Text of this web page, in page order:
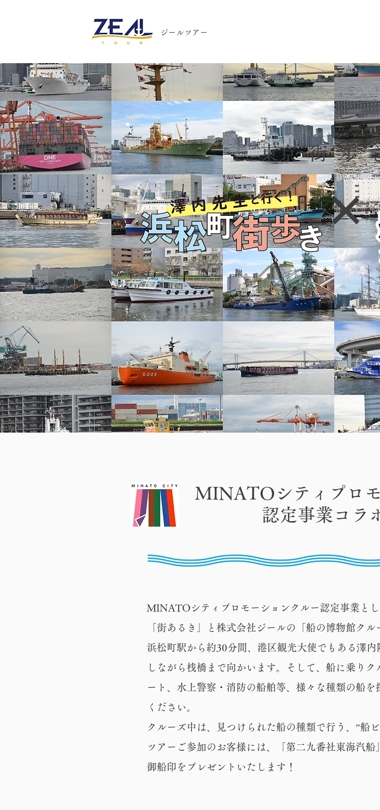
ジールツアー
東京街歩
​×
MINATOシティプロ
認定事業コラ
MINATOシティプロモーションクルー認定事業と
「街あるき」と株式会社ジールの「船の博物館クル
浜松町駅から約30分間、港区観光大使でもある澤
しながら桟橋まで向かいます。そして、船に乗り
ート、水上警察・消防の船舶等、様々な種類の船
ください。
クルーズ中は、見つけられた船の種類で行う、”船
ツアーご参加のお客様には、「第二九番社東海汽
御船印をプレゼントいたします！